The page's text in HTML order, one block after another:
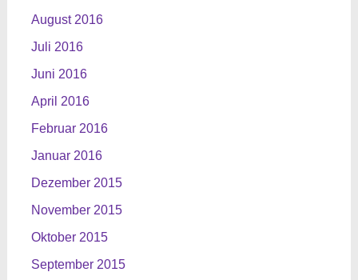
August 2016
Juli 2016
Juni 2016
April 2016
Februar 2016
Januar 2016
Dezember 2015
November 2015
Oktober 2015
September 2015